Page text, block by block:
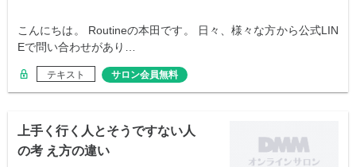
こんにちは。 Routineの本田です。 日々、様々な方から公式LIN
Eで問い合わせがあり…
テキスト サロン会員無料
上手く行く人とそうですない人
の考 え方の違い